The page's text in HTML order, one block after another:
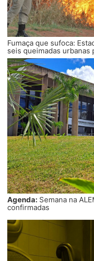
Fumaça que sufoca: Estado
seis queimadas urbanas
Agenda: Semana na
confirmadas